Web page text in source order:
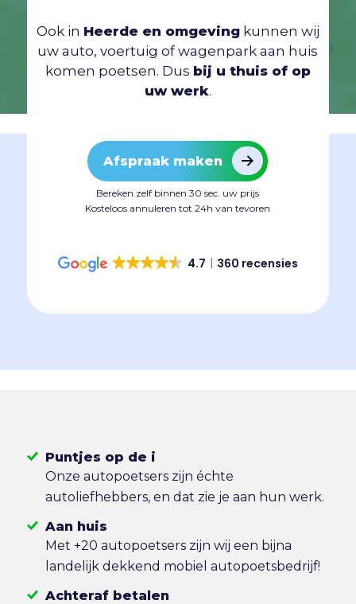
Ook in Heerde en omgevingkunnen wij
uw auto, voertuig of wagenpark aan huis
komen poetsen. Dus bij u thuis of op
uw werk.
Afspraak maken
Bereken zelf binnen 30 sec. uw prijs
Kosteloos annuleren tot 24h van tevoren
4.7 360 recensies
Puntjes op de i
Onze autopoetsers zijn échte
autoliefhebbers, en dat zie je aan hun werk.
Aan huis
Met +20 autopoetsers zijn wij een bijna
landelijk dekkend mobiel autopoetsbedrijf!
Achteraf betalen